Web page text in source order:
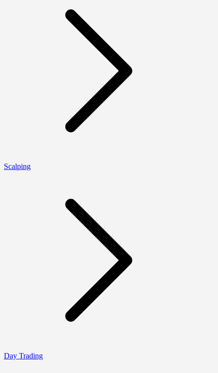
Scalping
Day Trading